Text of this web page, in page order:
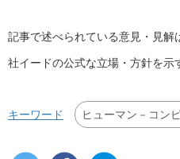
記事で述べられている意見・見解
社イードの公式な立場・方針を示
キーワード ヒューマン－コン